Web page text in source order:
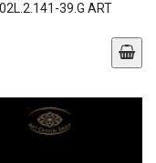
39.G ART